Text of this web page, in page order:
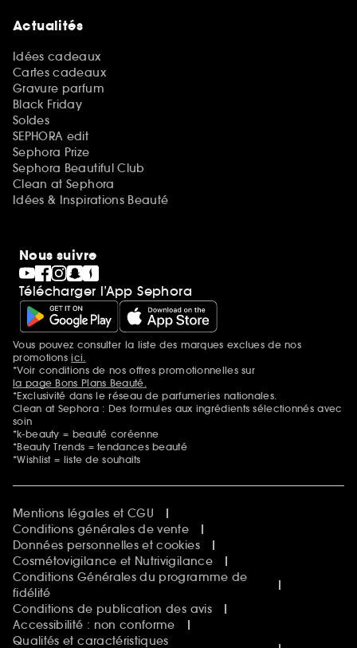
Actualités
Idées cadeaux
Cartes cadeaux
Gravure parfum
Black Friday
Soldes
SEPHORA edit
Sephora Prize
Sephora Beautiful Club
Clean at Sephora
Idées & Inspirations Beauté
Nous suivre
Télécharger l’App Sephora
Mentions additionnelles
Vous pouvez consulter la liste des marques exclues de nos
promotionsici.
*Voir conditions de nos offres promotionnelles sur
la page Bons Plans Beauté.
*Exclusivité dans le réseau de parfumeries nationales.
Clean at Sephora : Des formules aux ingrédients sélectionnés avec
soin
*k-beauty = beauté coréenne
*Beauty Trends = tendances beauté
*Wishlist = liste de souhaits
Mentions légales et CGU
Conditions générales de vente
Données personnelles et cookies
Cosmétovigilance et Nutrivigilance
Conditions Générales du programme de
fidélité
Conditions de publication des avis
Accessibilité : non conforme
Qualités et caractéristiques